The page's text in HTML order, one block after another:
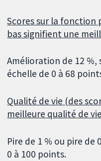
Scores sur la fonction
bas signifient une
Amélioration de 12 %,
échelle de 0 à 68
Qualité de vie (des
meilleure qualité de
Pire de 1 % ou pire de
0 à 100 points.